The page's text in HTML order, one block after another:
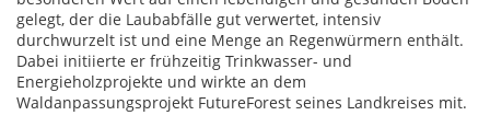
gelegt, der die Laubabfälle gut verwertet, intensiv
durchwurzelt ist und eine Menge an Regenwürmern enthält.
Dabei initiierte er frühzeitig Trinkwasser- und
Energieholzprojekte und wirkte an dem
Waldanpassungsprojekt FutureForest seines Landkreises mit.